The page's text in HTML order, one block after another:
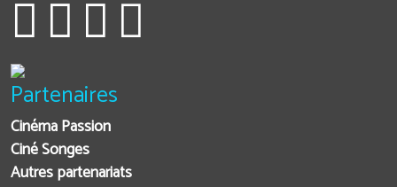
Partenaires
Cinéma Passion
Ciné Songes
Autres partenariats